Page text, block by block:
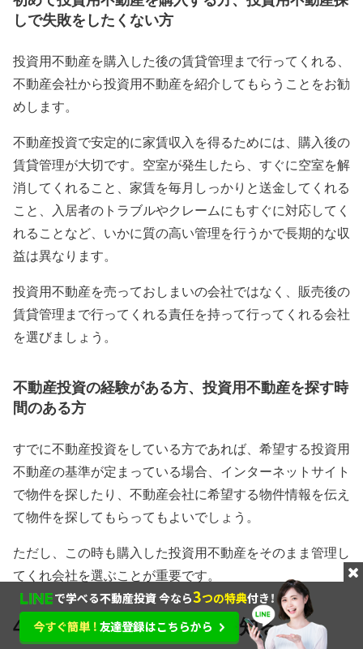
しで失敗をしたくない方
投資用不動産を購入した後の賃貸管理まで行ってくれる、
不動産会社から投資用不動産を紹介してもらうことをお勧
めします。
不動産投資で安定的に家賃収入を得るためには、購入後の
賃貸管理が大切です。空室が発生したら、すぐに空室を解
消してくれること、家賃を毎月しっかりと送金してくれる
こと、入居者のトラブルやクレームにもすぐに対応してく
れることなど、いかに質の高い管理を行うかで長期的な収
益は異なります。
投資用不動産を売っておしまいの会社ではなく、販売後の
賃貸管理まで行ってくれる責任を持って行ってくれる会社
を選びましょう。
不動産投資の経験がある方、投資用不動産を探す時
間のある方
すでに不動産投資をしている方であれば、希望する投資用
不動産の基準が定まっている場合、インターネットサイト
で物件を探したり、不動産会社に希望する物件情報を伝え
て物件を探してもらってもよいでしょう。
ただし、この時も購入した投資用不動産をそのまま管理し
てくれ会社を選ぶことが重要です。
4 投資用不動産の種類を知る